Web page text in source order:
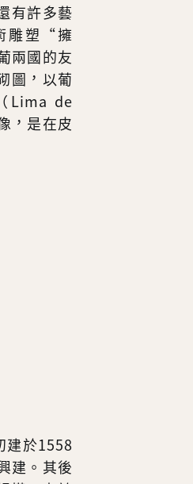
有許多藝
雕塑“擁
兩國的友
圖，以葡
Lima de
，是在皮
建於1558
建。其後